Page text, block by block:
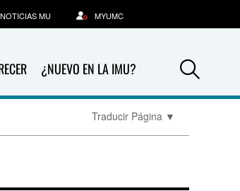
¿NUEVO EN LA IMU?
NOTICIAS MU MYUMC
Traducir Página ▼